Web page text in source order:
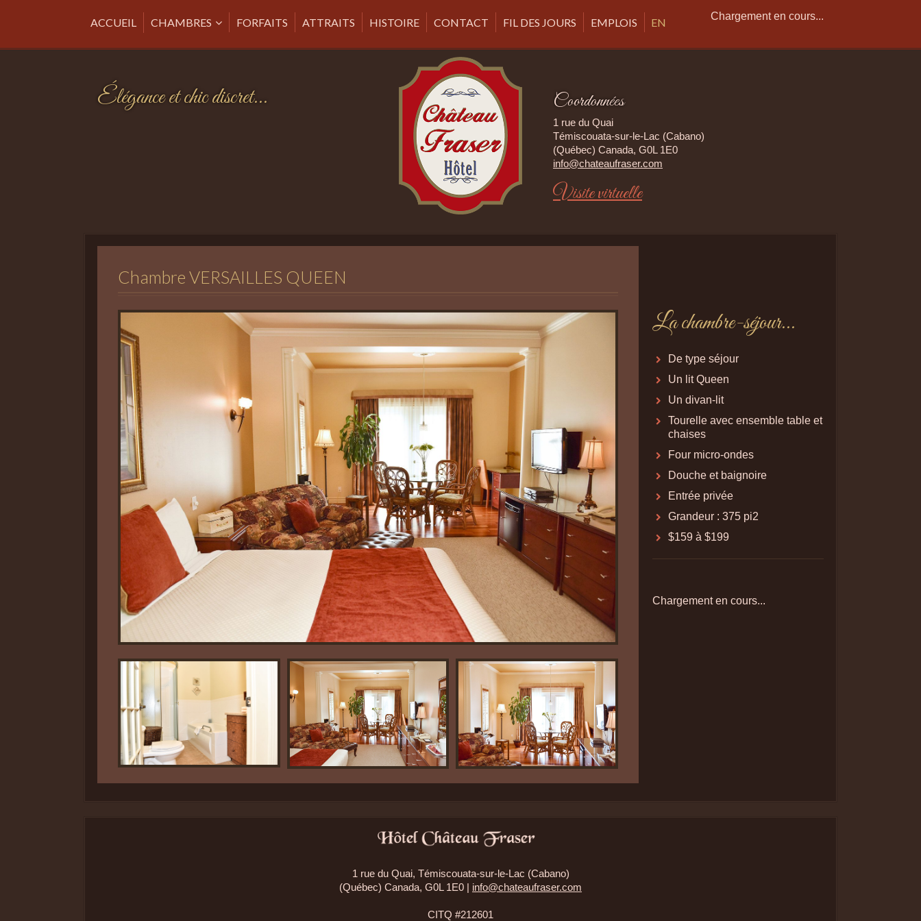
ACCUEIL CHAMBRES FORFAITS ATTRAITS HISTOIRE CONTACT FIL DES JOURS EMPLOIS EN Chargement en cours...
Élégance et chic discret... Coordonnées
1 rue du Quai
Témiscouata-sur-le-Lac (Cabano)
(Québec) Canada, G0L 1E0
info@chateaufraser.com
Visite virtuelle
Chambre VERSAILLES QUEEN
La chambre-séjour...
De type séjour
Un lit Queen
Un divan-lit
Tourelle avec ensemble table et
chaises
Four micro-ondes
Douche et baignoire
Entrée privée
Grandeur : 375 pi2
$159 à $199
Chargement en cours...
1 rue du Quai, Témiscouata-sur-le-Lac (Cabano)
(Québec) Canada, G0L 1E0 | info@chateaufraser.com
CITQ #212601